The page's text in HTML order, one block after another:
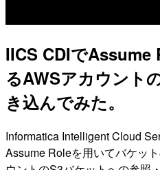
IICS CDIでAssume
るAWSアカウント
き込んでみた。
Informatica Intelligent Cloud
Assume Roleを用いてバケッ